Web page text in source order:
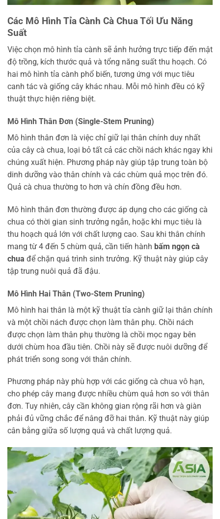
Các Mô Hình Tỉa Cành Cà Chua Tối Ưu Năng
Suất
Việc chọn mô hình tỉa cành sẽ ảnh hưởng trực tiếp đến mật
độ trồng, kích thước quả và tổng năng suất thu hoạch. Có
hai mô hình tỉa cành phổ biến, tương ứng với mục tiêu
canh tác và giống cây khác nhau. Mỗi mô hình đều có kỹ
thuật thực hiện riêng biệt.
Mô Hình Thân Đơn (Single-Stem Pruning)
Mô hình thân đơn là việc chỉ giữ lại thân chính duy nhất
của cây cà chua, loại bỏ tất cả các chồi nách khác ngay khi
chúng xuất hiện. Phương pháp này giúp tập trung toàn bộ
dinh dưỡng vào thân chính và các chùm quả mọc trên đó.
Quả cà chua thường to hơn và chín đồng đều hơn.
Mô hình thân đơn thường được áp dụng cho các giống cà
chua có thời gian sinh trưởng ngắn, hoặc khi mục tiêu là
thu hoạch quả lớn với chất lượng cao. Sau khi thân chính
mang từ 4 đến 5 chùm quả, cần tiến hành bấm ngọn cà
chua để chặn quá trình sinh trưởng. Kỹ thuật này giúp cây
tập trung nuôi quả đã đậu.
Mô Hình Hai Thân (Two-Stem Pruning)
Mô hình hai thân là một kỹ thuật tỉa cành giữ lại thân chính
và một chồi nách được chọn làm thân phụ. Chồi nách
được chọn làm thân phụ thường là chồi mọc ngay bên
dưới chùm hoa đầu tiên. Chồi này sẽ được nuôi dưỡng để
phát triển song song với thân chính.
Phương pháp này phù hợp với các giống cà chua vô hạn,
cho phép cây mang được nhiều chùm quả hơn so với thân
đơn. Tuy nhiên, cây cần không gian rộng rãi hơn và giàn
phải đủ vững chắc để nâng đỡ hai thân. Kỹ thuật này giúp
cân bằng giữa số lượng quả và chất lượng quả.